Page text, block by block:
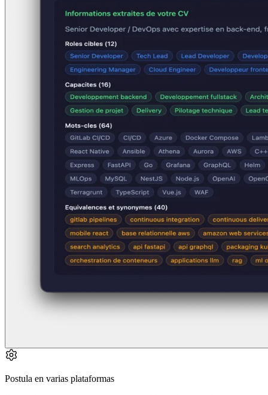
Postula en varias plataformas